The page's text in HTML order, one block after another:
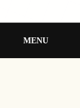
MENU